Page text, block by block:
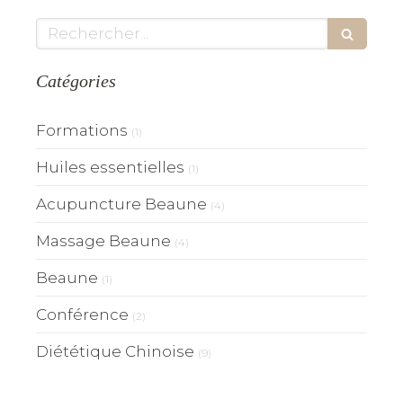
Rechercher
Catégories
Formations (1)
Huiles essentielles (1)
Acupuncture Beaune (4)
Massage Beaune (4)
Beaune (1)
Conférence (2)
Diététique Chinoise (9)